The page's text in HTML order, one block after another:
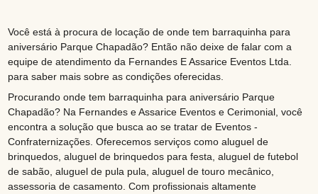
Você está à procura de locação de onde tem barraquinha para
aniversário Parque Chapadão? Então não deixe de falar com a
equipe de atendimento da Fernandes E Assarice Eventos Ltda.
para saber mais sobre as condições oferecidas.
Procurando onde tem barraquinha para aniversário Parque
Chapadão? Na Fernandes e Assarice Eventos e Cerimonial, você
encontra a solução que busca ao se tratar de Eventos -
Confraternizações. Oferecemos serviços como aluguel de
brinquedos, aluguel de brinquedos para festa, aluguel de futebol
de sabão, aluguel de pula pula, aluguel de touro mecânico,
assessoria de casamento. Com profissionais altamente